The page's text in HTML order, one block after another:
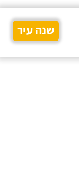
שנה עיר